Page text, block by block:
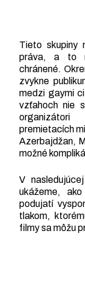
Tieto skupiny
práva, a to
chránené.
zvykne
medzi gaymi
vzťahoch nie
organizátori
premietacích
Azerbajdžan,
možné
V
ukážeme,
podujatí
tlakom,
filmy sa môžu